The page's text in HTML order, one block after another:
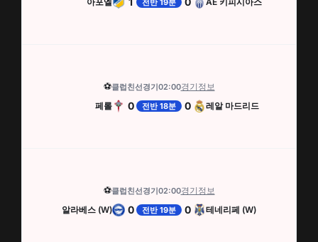
전반 19분
⚽클럽친선경기02:00경기정보
페롤
0 전반 18분 0 레알 마드리드
⚽클럽친선경기02:00경기정보
알라베스 (W)
0 전반 19분 0 테네리페 (W)